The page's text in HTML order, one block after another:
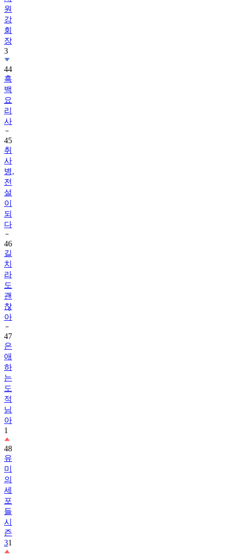
원
강
회
장
3
44
흑
백
요
리
사
45
취
사
병,
전
설
이
되
다
46
길
치
라
도
괜
찮
아
47
은
애
하
는
도
적
님
아
1
48
유
미
의
세
포
들
시
즌
31